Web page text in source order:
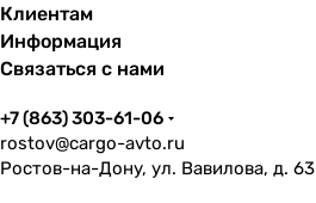
Клиентам
Информация
Связаться с нами
+7 (863) 303-61-06
rostov@cargo-avto.ru
Ростов-на-Дону, ул. Вавилова, д. 63